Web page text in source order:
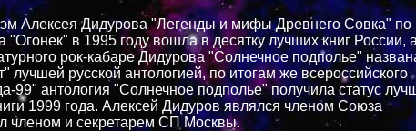
Алексея Дидурова "Легенды и мифы Древнего Совка" по
"Огонек" в 1995 году вошла в десятку лучших книг России, а
рок-кабаре Дидурова "Солнечное подполье"
лучшей русской антологией, по итогам же всероссийского
99" антология "Солнечное подполье" получила статус
1999 года. Алексей Дидуров являлся членом Союза
членом и секретарем СП Москвы.